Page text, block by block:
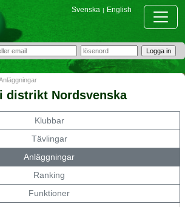
Svenska | English
distrikt Nordsvenska
Klubbar
Tävlingar
Anläggningar
Ranking
Funktioner